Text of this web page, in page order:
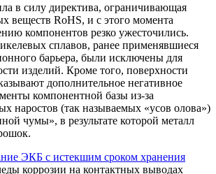
в силу директива, ограничивающая
веществ RoHS, и с этого момента
компонентов резко ужесточились.
сплавов, ранее применявшиеся
барьера, были исключены для
изделий. Кроме того, поверхности
дополнительное негативное
компонентной базы из-за
наростов (так называемых «усов олова»)
чумы», в результате которой металл
коррозии на контактных выводах